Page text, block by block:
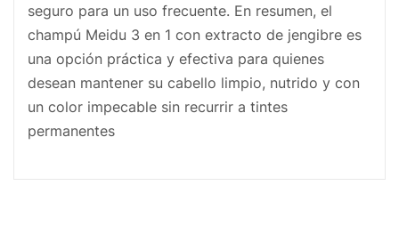
seguro para un uso frecuente. En resumen, el
champú Meidu 3 en 1 con extracto de jengibre es
una opción práctica y efectiva para quienes
desean mantener su cabello limpio, nutrido y con
un color impecable sin recurrir a tintes
permanentes